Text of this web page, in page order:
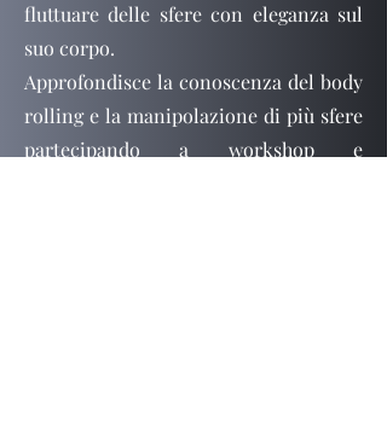
fluttuare delle sfere con eleganza sul
suo corpo.
Approfondisce la conoscenza del body
rolling e la manipolazione di più sfere
partecipando a workshop e